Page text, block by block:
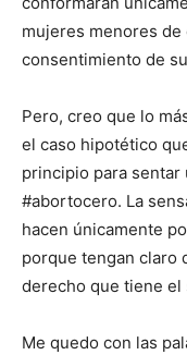
mujeres menores
consentimiento de
Pero, creo que lo
el caso hipotético
principio para sentar
#abortocero. La
hacen únicamente
porque tengan claro
derecho que tiene el
Me quedo con las